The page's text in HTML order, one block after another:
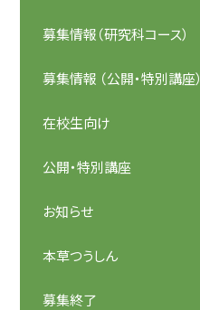
募集情報（研究科コース）
募集情報 （公開・特別講座）
在校生向け
公開・特別講座
お知らせ
本草つうしん
募集終了